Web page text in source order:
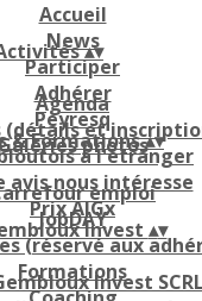
Accueil
News
Participer
Adhérer
Peyresq
photos
▴▾
Agenda
et
à l'étranger
avis nous intéresse
Prix AIGx
& Formations▴▾
emploi
JobDAY
(réservé aux
Formations
Invest ▴▾
Invest SCRL